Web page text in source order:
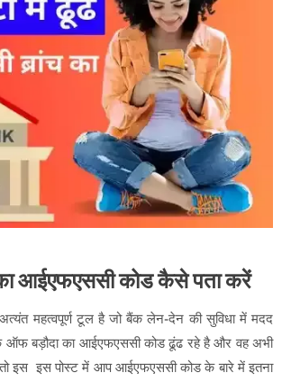
आईएफएससी कोड कैसे पता करें
महत्वपूर्ण टूल है जो बैंक लेन-देन की सुविधा में मदद
बड़ौदा का आईएफएससी कोड ढूंढ रहे है और वह अभी
इस इस पोस्ट में आप आईएफएससी कोड के बारे में इतना